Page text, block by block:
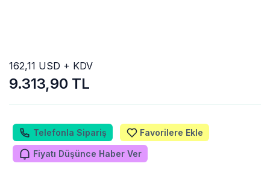
9.313,90 TL
162,11 USD + KDV
Telefonla Sipariş Favorilere Ekle
Fiyatı Düşünce Haber Ver